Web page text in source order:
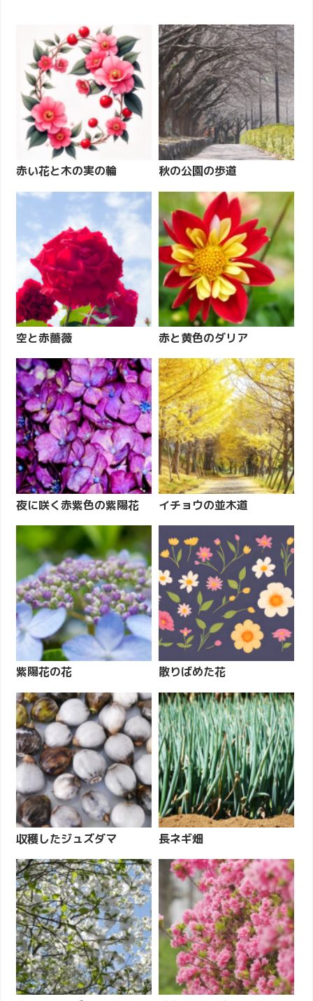
赤い花と木の実の輪 秋の公園の歩道
空と赤薔薇 赤と黄色のダリア
夜に咲く赤紫色の紫陽花 イチョウの並木道
紫陽花の花 散りばめた花
収穫したジュズダマ 長ネギ畑